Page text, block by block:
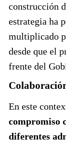
construcción
estrategia ha
multiplicado
desde que el
frente del
En este
compromiso
diferentes